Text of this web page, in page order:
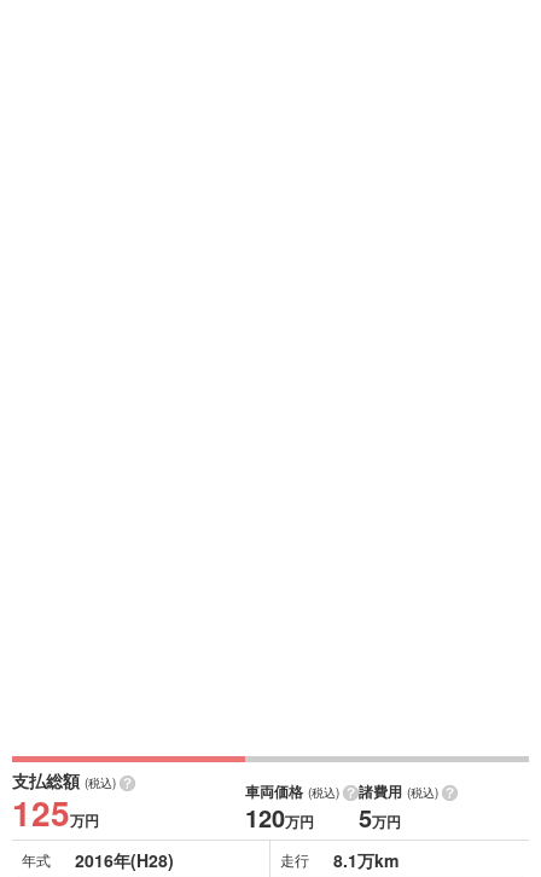
支払総額 (税込)
125万円
車両価格 (税込)
120万円
諸費用 (税込)
5万円
年式 2016年(H28) 走行 8.1万km